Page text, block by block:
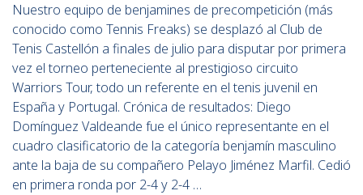
Nuestro equipo de benjamines de precompetición (más
conocido como Tennis Freaks) se desplazó al Club de
Tenis Castellón a finales de julio para disputar por primera
vez el torneo perteneciente al prestigioso circuito
Warriors Tour, todo un referente en el tenis juvenil en
España y Portugal. Crónica de resultados: Diego
Domínguez Valdeande fue el único representante en el
cuadro clasificatorio de la categoría benjamín masculino
ante la baja de su compañero Pelayo Jiménez Marfil. Cedió
en primera ronda por 2-4 y 2-4 …